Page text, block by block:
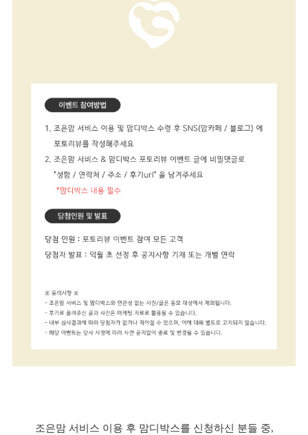
조은맘 서비스 이용 후 맘디박스를 신청하신 분들 중,